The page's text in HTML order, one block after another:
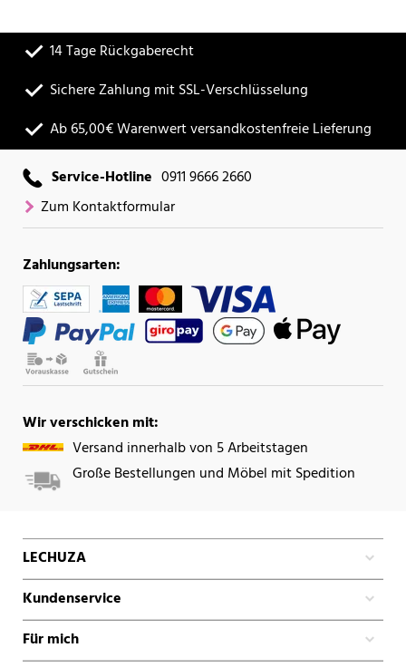
14 Tage Rückgaberecht
Sichere Zahlung mit SSL-Verschlüsselung
Ab 65,00€ Warenwert versandkostenfreie Lieferung
Service-Hotline 0911 9666 2660
Zum Kontaktformular
Zahlungsarten:
Wir verschicken mit:
Versand innerhalb von 5 Arbeitstagen
Große Bestellungen und Möbel mit Spedition
LECHUZA
Kundenservice
Für mich